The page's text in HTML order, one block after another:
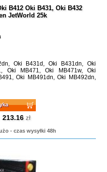
B412 Oki B431, Oki B432
JetWorld 25k
Oki B431d, Oki B431dn, Oki
Oki MB471, Oki MB471w, Oki
Oki MB491dn, Oki MB492dn,
213.16 zł
- czas wysyłki 48h